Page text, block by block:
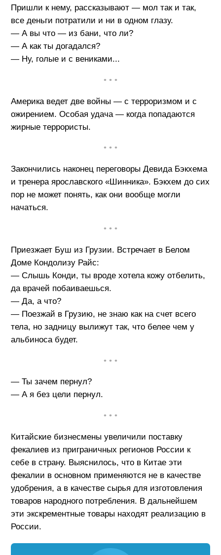
Пришли к нему, рассказывают — мол так и так,
все деньги потратили и ни в одном глазу.
— А вы что — из бани, что ли?
— А как ты догадался?
— Ну, голые и с вениками...
• • •
Америка ведет две войны — с терроризмом и с
ожирением. Особая удача — когда попадаются
жирные террористы.
• • •
Закончились наконец переговоры Девида Бэкхема
и тренера ярославского «Шинника». Бэкхем до сих
пор не может понять, как они вообще могли
начаться.
• • •
Приезжает Буш из Грузии. Встречает в Белом
Доме Кондолизу Райс:
— Слышь Конди, ты вроде хотела кожу отбелить,
да врачей побаиваешься.
— Да, а что?
— Поезжай в Грузию, не знаю как на счет всего
тела, но задницу вылижут так, что белее чем у
альбиноса будет.
• • •
— Ты зачем пернул?
— А я без цели пернул.
• • •
Китайские бизнесмены увеличили поставку
фекалиев из приграничных регионов России к
себе в страну. Выяснилось, что в Китае эти
фекалии в основном применяются не в качестве
удобрения, а в качестве сырья для изготовления
товаров народного потребления. В дальнейшем
эти экскрементные товары находят реализацию в
России.